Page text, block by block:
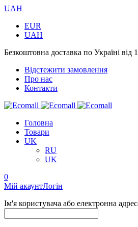
UAH
EUR
UAH
Безкоштовна доставка по Україні від
Відстежити замовлення
Про нас
Контакти
Головна
Товари
UK
RU
UK
0
Мій акаунтЛогін
Ім'я користувача або електронна